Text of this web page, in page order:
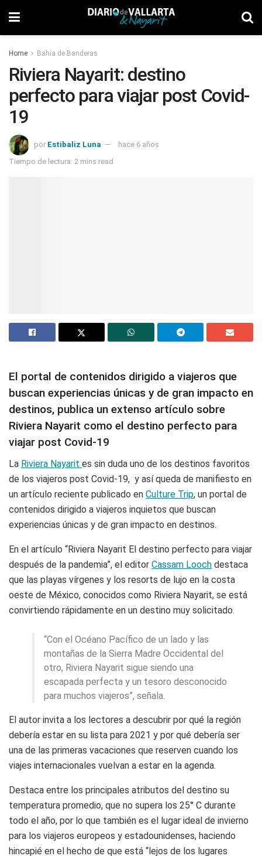
Home Bahía de Banderas
Riviera Nayarit: destino
perfecto para viajar post Covid-
19
por Estibaliz Luna
hace 6 años
Tiempo de lectura: 2 mins read
El portal de contenidos dirigido a viajeros que
buscan experiencias únicas y de gran impacto en
destinos, publica un extenso artículo sobre
Riviera Nayarit como el destino perfecto para
viajar post Covid-19
La Riviera Nayarit es sin duda uno de los destinos favoritos
de los viajeros post Covid-19, y así queda de manifiesto en
un artículo reciente publicado en Culture Trip, un portal de
contenidos dirigido a viajeros inquietos que buscan
experiencias únicas y de gran impacto en destinos.
En el artículo “Riviera Nayarit El destino perfecto para viajar
después de la pandemia”, el editor Cassam Looch destaca
que las playas vírgenes y los resorts de lujo en la costa
oeste de México, conocidos como Riviera Nayarit, se está
convirtiendo rápidamente en un destino muy solicitado.
“Con el Océano Pacífico de un lado y las
montañas de la Sierra Madre Occidental del
otro, Riviera Nayarit sigue siendo una
escapada perfecta y un tesoro desconocido
para muchos viajeros”, señala.
El autor invita a los lectores a descubrir por qué la región
debería estar en su lista para 2021 y por qué debería ser
una de las primeras vacaciones que reserven cuando los
viajes internacionales vuelvan a estar en la agenda.
Destaca entre los principales atributos del destino su
temperatura promedio, que no supera los 25° C durante
todo el año, por lo que también es el lugar ideal de invierno
para los viajeros europeos y estadounidenses, haciendo
hincapié en el hecho de que está “lejos de los lugares